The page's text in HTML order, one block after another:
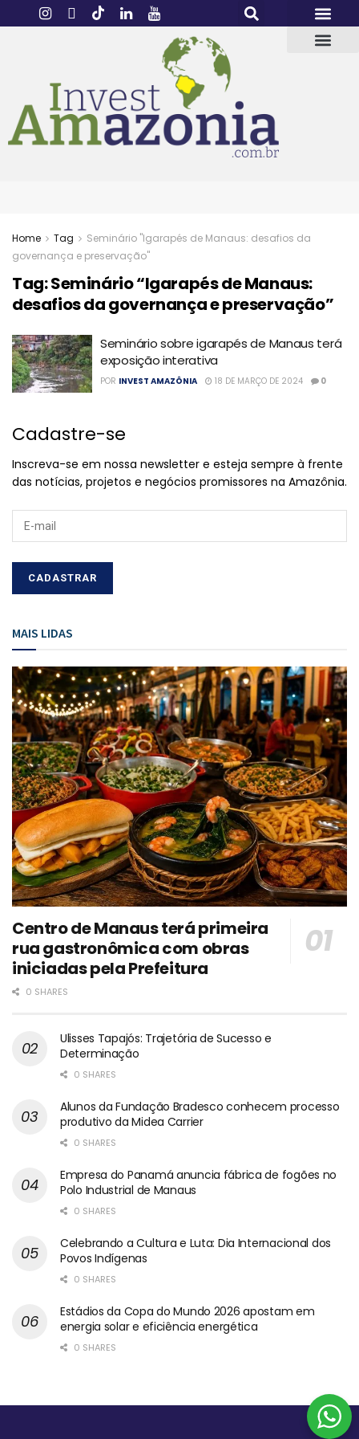
Home Tag
Seminário "Igarapés de Manaus: desafios da
governança e preservação"
Tag:Seminário “Igarapés de Manaus:
desafios da governança e preservação”
Seminário sobre igarapés de Manaus terá
exposição interativa
POR INVEST AMAZÔNIA 18 DE MARÇO DE 2024 0
Cadastre-se
Inscreva-se em nossa newsletter e esteja sempre à frente
das notícias, projetos e negócios promissores na Amazônia.
MAIS LIDAS
Centro de Manaus terá primeira
rua gastronômica com obras
iniciadas pela Prefeitura
0 SHARES
Ulisses Tapajós: Trajetória de Sucesso e
Determinação
0 SHARES
Alunos da Fundação Bradesco conhecem processo
produtivo da Midea Carrier
0 SHARES
Empresa do Panamá anuncia fábrica de fogões no
Polo Industrial de Manaus
0 SHARES
Celebrando a Cultura e Luta: Dia Internacional dos
Povos Indígenas
0 SHARES
Estádios da Copa do Mundo 2026 apostam em
energia solar e eficiência energética
0 SHARES